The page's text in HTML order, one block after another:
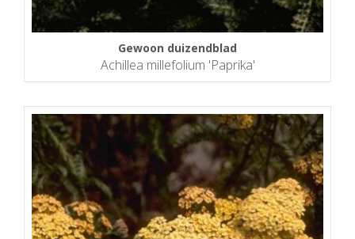
Gewoon duizendblad
Achillea millefolium 'Paprika'